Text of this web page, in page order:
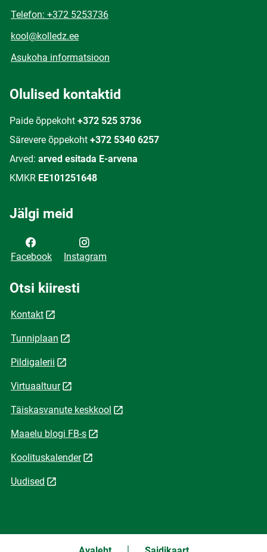
Telefon: +372 5253736
kool@kolledz.ee
Asukoha informatsioon
Olulised kontaktid
Paide õppekoht +372 525 3736
Särevere õppekoht +372 5340 6257
Arved: arved esitada E-arvena
KMKR EE101251648
Jälgi meid
Facebook Instagram
Otsi kiiresti
Kontakt
Tunniplaan
Pildigalerii
Virtuaaltuur
Täiskasvanute keskkool
Maaelu blogi FB-s
Koolituskalender
Uudised